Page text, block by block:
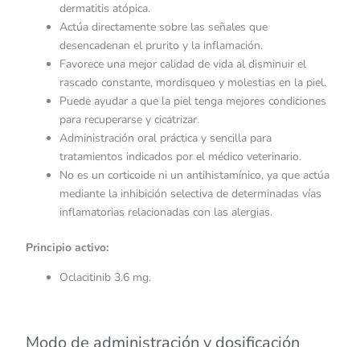
dermatitis atópica.
Actúa directamente sobre las señales que
desencadenan el prurito y la inflamación.
Favorece una mejor calidad de vida al disminuir el
rascado constante, mordisqueo y molestias en la piel.
Puede ayudar a que la piel tenga mejores condiciones
para recuperarse y cicatrizar.
Administración oral práctica y sencilla para
tratamientos indicados por el médico veterinario.
No es un corticoide ni un antihistamínico, ya que actúa
mediante la inhibición selectiva de determinadas vías
inflamatorias relacionadas con las alergias.
Principio activo:
Oclacitinib 3.6 mg.
Modo de administración y dosificación